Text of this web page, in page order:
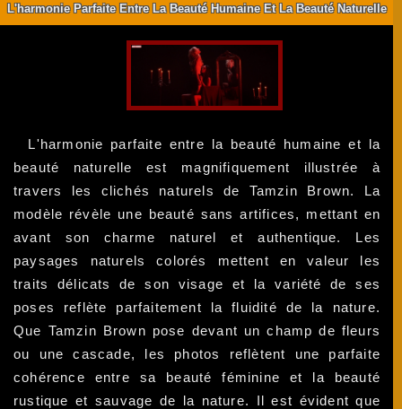
L'harmonie Parfaite Entre La Beauté Humaine Et La Beauté Naturelle
L'harmonie parfaite entre la beauté humaine et la
beauté naturelle est magnifiquement illustrée à
travers les clichés naturels de Tamzin Brown. La
modèle révèle une beauté sans artifices, mettant en
avant son charme naturel et authentique. Les
paysages naturels colorés mettent en valeur les
traits délicats de son visage et la variété de ses
poses reflète parfaitement la fluidité de la nature.
Que Tamzin Brown pose devant un champ de fleurs
ou une cascade, les photos reflètent une parfaite
cohérence entre sa beauté féminine et la beauté
rustique et sauvage de la nature. Il est évident que